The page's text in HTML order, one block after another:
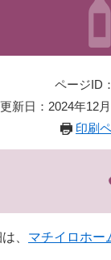
ページID
更新日：2024年12
印刷
、 マチイロホー